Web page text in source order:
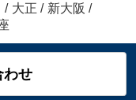
/ 大正 / 新大阪 /
わせ